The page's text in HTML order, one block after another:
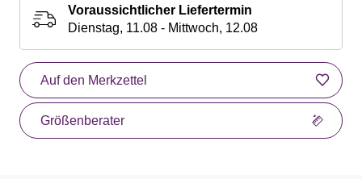
Voraussichtlicher Liefertermin
Dienstag, 11.08 - Mittwoch, 12.08
Auf den Merkzettel
Größenberater